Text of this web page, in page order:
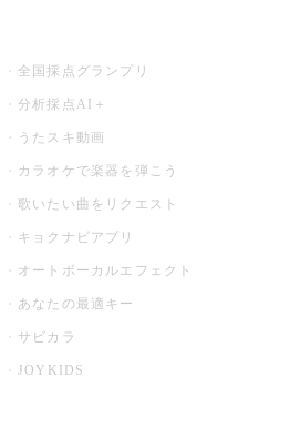
全国採点グランプリ
分析採点AI＋
うたスキ動画
カラオケで楽器を弾こう
歌いたい曲をリクエスト
キョクナビアプリ
オートボーカルエフェクト
あなたの最適キー
サビカラ
JOYKIDS